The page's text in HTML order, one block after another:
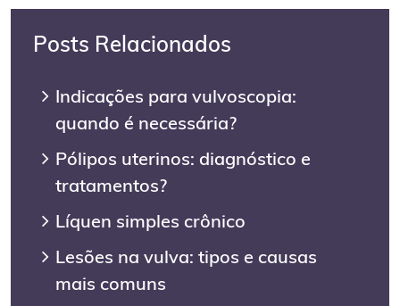
Posts Relacionados
Indicações para vulvoscopia:
quando é necessária?
Pólipos uterinos: diagnóstico e
tratamentos?
Líquen simples crônico
Lesões na vulva: tipos e causas
mais comuns